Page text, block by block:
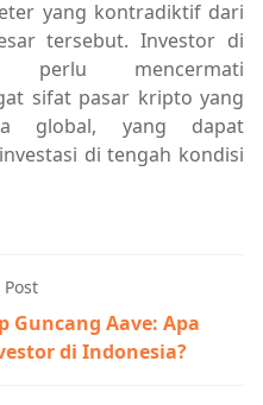
yang kontradiktif dari
tersebut. Investor di
perlu mencermati
sifat pasar kripto yang
global, yang dapat
di tengah kondisi
Guncang Aave: Apa
di Indonesia?